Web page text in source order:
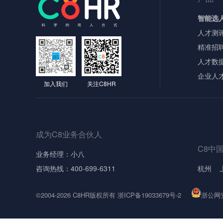
加入我们 关注C8HR
智能选
人才测
精准招
人才数
企业人
成为C8业务合伙人
业务经理：小八
咨询热线：400-699-6311
C8中
杭州
©2004-2026 C8HR版权所有 浙ICP备19033679号-2 浙公网